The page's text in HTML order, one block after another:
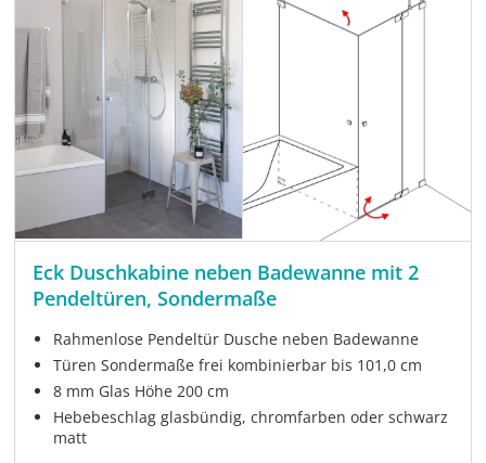
Eck Duschkabine neben Badewanne mit 2
Pendeltüren, Sondermaße
Rahmenlose Pendeltür Dusche neben Badewanne
Türen Sondermaße frei kombinierbar bis 101,0 cm
8 mm Glas Höhe 200 cm
Hebebeschlag glasbündig, chromfarben oder schwarz
matt